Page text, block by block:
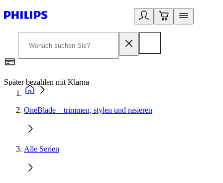
Später bezahlen mit Klarna
OneBlade – trimmen, stylen und rasieren
Alle Serien